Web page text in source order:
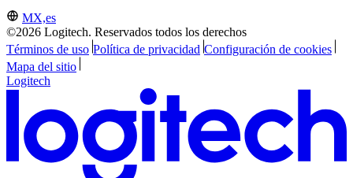
MX,es
©2026 Logitech. Reservados todos los derechos
Términos de uso Política de privacidad Configuración de cookies
Mapa del sitio
Logitech